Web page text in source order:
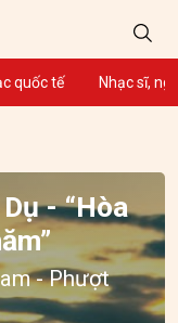
quốc tế Nhạc sĩ,
- “Hòa
- Phượt